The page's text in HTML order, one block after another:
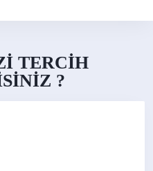
TERCİH
?